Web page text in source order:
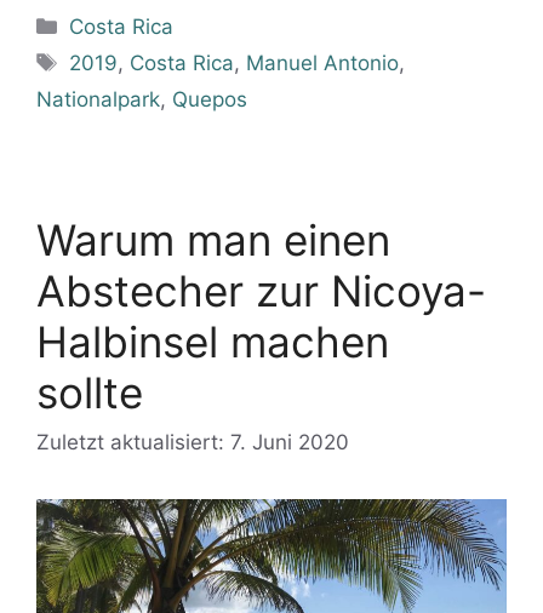
Kategorien
Costa Rica
Schlagwörter
2019, Costa Rica, Manuel Antonio,
Nationalpark, Quepos
Warum man einen
Abstecher zur Nicoya-
Halbinsel machen
sollte
Zuletzt aktualisiert: 7. Juni 2020